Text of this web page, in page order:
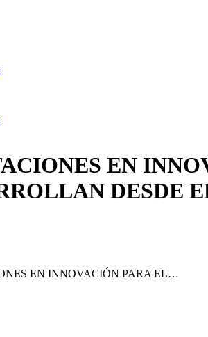
EN
DESDE
EN INNOVACIÓN PARA EL…